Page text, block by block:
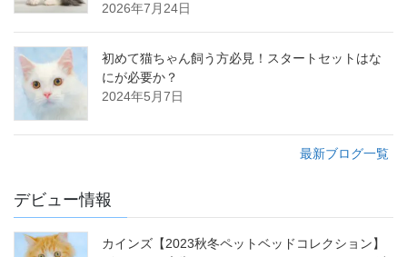
2026年7月24日
初めて猫ちゃん飼う方必見！スタートセットはな
にが必要か？
2024年5月7日
最新ブログ一覧
デビュー情報
カインズ【2023秋冬ペットベッドコレクション】